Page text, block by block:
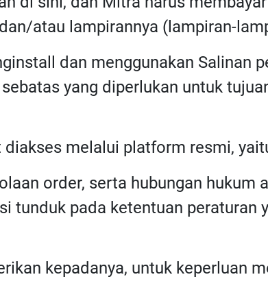
atau lampirannya (lampiran-
dan menggunakan Salinan
yang diperlukan untuk
melalui platform resmi,
order, serta hubungan hukum
tunduk pada ketentuan peraturan
kepadanya, untuk keperluan